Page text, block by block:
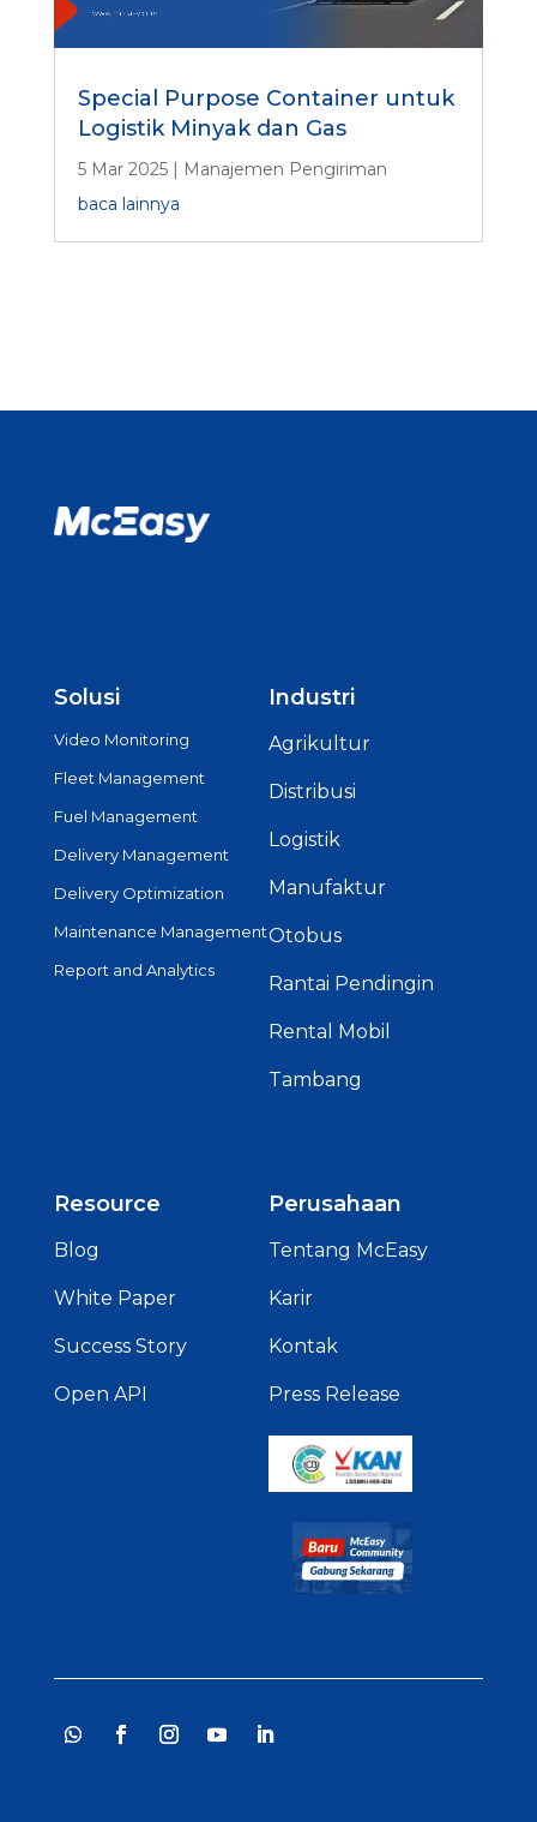
Special Purpose Container untuk
Logistik Minyak dan Gas
5 Mar 2025| Manajemen Pengiriman
baca lainnya
Solusi
Video Monitoring
Fleet Management
Fuel Management
Delivery Management
Delivery Optimization
Maintenance Management
Report and Analytics
Industri
Agrikultur
Distribusi
Logistik
Manufaktur
Otobus
Rantai Pendingin
Rental Mobil
Tambang
Resource
Blog
White Paper
Success Story
Open API
Perusahaan
Tentang McEasy
Karir
Kontak
Press Release